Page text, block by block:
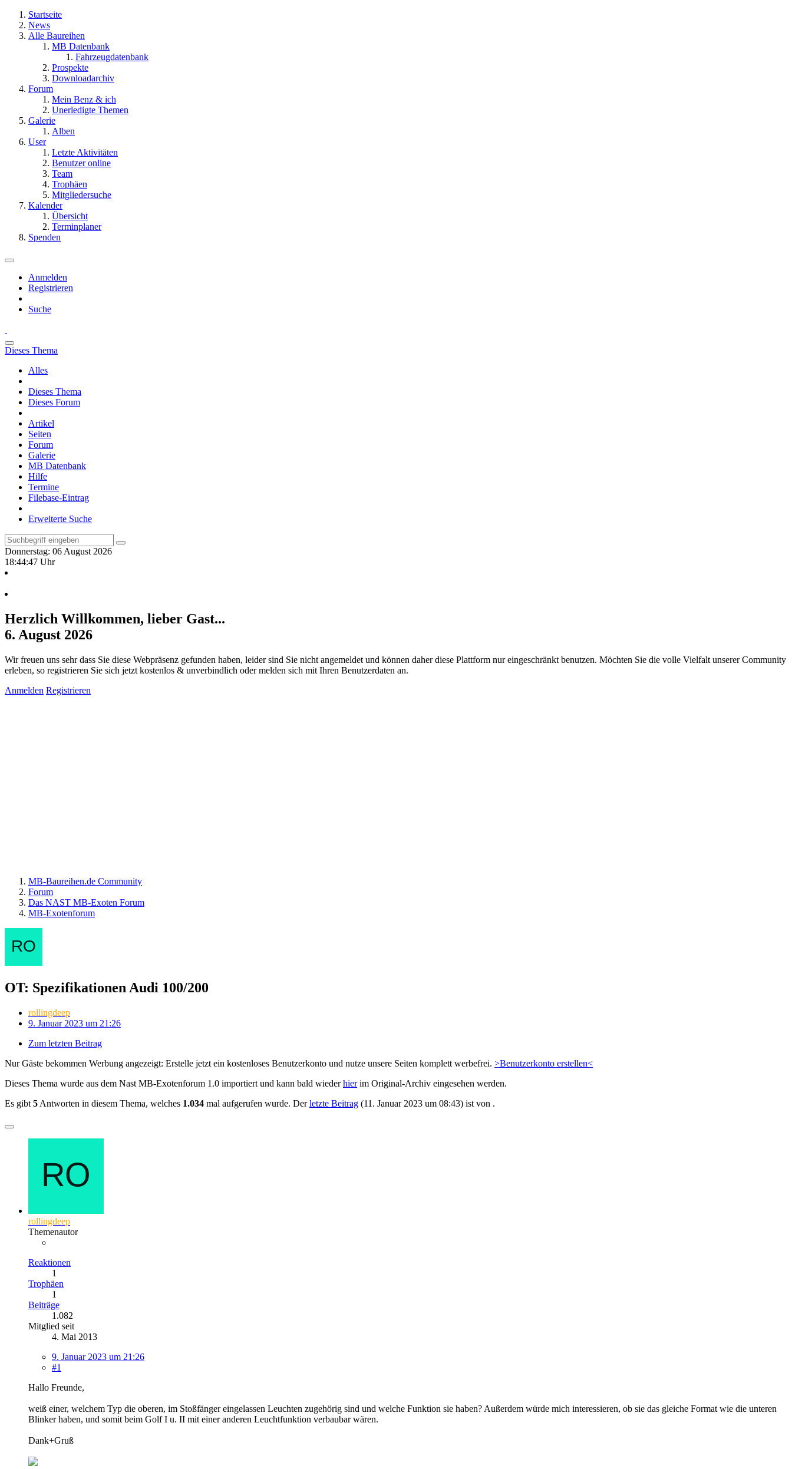
Startseite
News
Alle Baureihen
MB Datenbank
Fahrzeugdatenbank
Prospekte
Downloadarchiv
Forum
Mein Benz & ich
Unerledigte Themen
Galerie
Alben
User
Letzte Aktivitäten
Benutzer online
Team
Trophäen
Mitgliedersuche
Kalender
Übersicht
Terminplaner
Spenden
Anmelden
Registrieren
Suche
Dieses Thema
Alles
Dieses Thema
Dieses Forum
Artikel
Seiten
Forum
Galerie
MB Datenbank
Hilfe
Termine
Filebase-Eintrag
Erweiterte Suche
Donnerstag: 06 August 2026
18:44:48 Uhr
Herzlich Willkommen, lieber Gast...
6. August 2026
Wir freuen uns sehr dass Sie diese Webpräsenz gefunden haben, leider sind Sie nicht angemeldet und können daher diese Plattform nur eingeschränkt benutzen. Möchten Sie die volle Vielfalt unserer Community
erleben, so registrieren Sie sich jetzt kostenlos & unverbindlich oder melden sich mit Ihren Benutzerdaten an.
Anmelden Registrieren
MB-Baureihen.de Community
Forum
Das NAST MB-Exoten Forum
MB-Exotenforum
OT: Spezifikationen Audi 100/200
rollingdeep
9. Januar 2023 um 21:26
Zum letzten Beitrag
Nur Gäste bekommen Werbung angezeigt: Erstelle jetzt ein kostenloses Benutzerkonto und nutze unsere Seiten komplett werbefrei. >Benutzerkonto erstellen<
Dieses Thema wurde aus dem Nast MB-Exotenforum 1.0 importiert und kann bald wiederhierim Original-Archiv eingesehen werden.
Es gibt 5 Antworten in diesem Thema, welches 1.034 mal aufgerufen wurde. Derletzte Beitrag (11. Januar 2023 um 08:43) ist von .
rollingdeep
Themenautor
Reaktionen
1
Trophäen
1
Beiträge
1.082
Mitglied seit
4. Mai 2013
9. Januar 2023 um 21:26
#1
Hallo Freunde,
weiß einer, welchem Typ die oberen, im Stoßfänger eingelassen Leuchten zugehörig sind und welche Funktion sie haben? Außerdem würde mich interessieren, ob sie das gleiche Format wie die unteren
Blinker haben, und somit beim Golf I u. II mit einer anderen Leuchtfunktion verbaubar wären.
Dank+Gruß